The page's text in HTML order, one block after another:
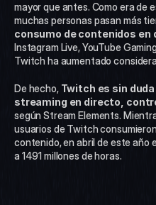
mayor que antes. Como era de
consumo de contenidos en
Instagram Live, YouTube
Twitch ha aumentado
De hecho, Twitch es sin
streaming en directo,
según Stream Elements.
usuarios de Twitch
contenido, en abril de este año
a 1491 millones de horas.